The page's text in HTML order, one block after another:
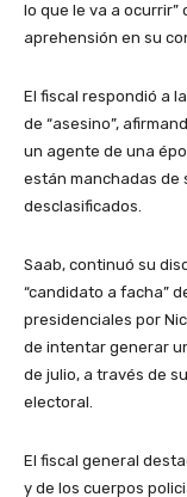
lo que le va a
aprehensión en su
El fiscal respondió a
de “asesino”,
un agente de una
están manchadas de
desclasificados.
Saab, continuó su
“candidato a facha”
presidenciales por
de intentar generar
de julio, a través de
electoral.
El fiscal general
y de los cuerpos